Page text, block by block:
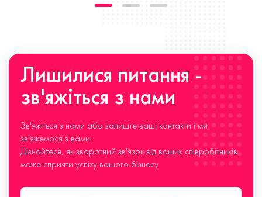
Лишилися питання -
зв'яжіться з нами
Зв'яжіться з нами або залиште ваші контакти і ми
зв'яжемося з вами.
Дізнайтеся, як зворотний зв'язок від ваших співробітників
може сприяти успіху вашого бізнесу